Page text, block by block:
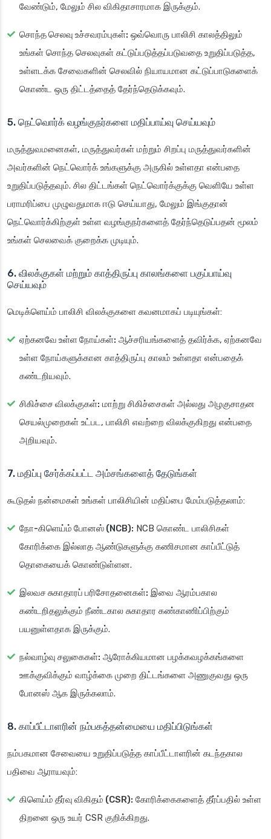
வேண்டும், மேலும் சில விகிதாசாரமாக இருக்கும்.
சொந்த செலவு உச்சவரம்புகள்: ஒவ்வொரு பாலிசி காலத்திலும்
உங்கள் சொந்த செலவுகள் கட்டுப்படுத்தப்படுவதை உறுதிப்படுத்த,
உள்ளடக்க சேவைகளின் செலவில் நியாயமான கட்டுப்பாடுகளைக்
கொண்ட ஒரு திட்டத்தைத் தேர்ந்தெடுக்கவும்.
5. நெட்வொர்க் வழங்குநர்களை மதிப்பாய்வு செய்யவும்
மருத்துவமனைகள், மருத்துவர்கள் மற்றும் சிறப்பு மருத்துவர்களின்
அவர்களின் நெட்வொர்க் உங்களுக்கு அருகில் உள்ளதா என்பதை
உறுதிப்படுத்தவும். சில திட்டங்கள் நெட்வொர்க்குக்கு வெளியே உள்ள
பராமரிப்பை முழுவதுமாக ஈடு செய்யாது, மேலும் இங்குதான்
நெட்வொர்க்கிற்குள் உள்ள வழங்குநர்களைத் தேர்ந்தெடுப்பதன் மூலம்
உங்கள் செலவைக் குறைக்க முடியும்.
6. விலக்குகள் மற்றும் காத்திருப்பு காலங்களை பகுப்பாய்வு
செய்யவும்
மெடிக்ளெய்ம் பாலிசி விலக்குகளை கவனமாகப் படியுங்கள்:
ஏற்கனவே உள்ள நோய்கள்: ஆச்சரியங்களைத் தவிர்க்க, ஏற்கனவே
உள்ள நோய்களுக்கான காத்திருப்பு காலம் உள்ளதா என்பதைக்
கண்டறியவும்.
சிகிச்சை விலக்குகள்: மாற்று சிகிச்சைகள் அல்லது அழகுசாதன
செயல்முறைகள் உட்பட, பாலிசி எவற்றை விலக்குகிறது என்பதை
அறியவும்.
7. மதிப்பு சேர்க்கப்பட்ட அம்சங்களைத் தேடுங்கள்
கூடுதல் நன்மைகள் உங்கள் பாலிசியின் மதிப்பை மேம்படுத்தலாம்:
நோ-கிளெய்ம் போனஸ் (NCB): NCB கொண்ட பாலிசிகள்
கோரிக்கை இல்லாத ஆண்டுகளுக்கு கணிசமான காப்பீட்டுத்
தொகையைக் கொண்டுள்ளன.
இலவச சுகாதாரப் பரிசோதனைகள்: இவை ஆரம்பகால
கண்டறிதலுக்கும் நீண்டகால சுகாதார கண்காணிப்பிற்கும்
பயனுள்ளதாக இருக்கும்.
நல்வாழ்வு சலுகைகள்: ஆரோக்கியமான பழக்கவழக்கங்களை
ஊக்குவிக்கும் வாழ்க்கை முறை திட்டங்களை அணுகுவது ஒரு
போனஸ் ஆக இருக்கலாம்.
8. காப்பீட்டாளரின் நம்பகத்தன்மையை மதிப்பிடுங்கள்
நம்பகமான சேவையை உறுதிப்படுத்த காப்பீட்டாளரின் கடந்தகால
பதிவை ஆராயவும்:
கிளெய்ம் தீர்வு விகிதம் (CSR): கோரிக்கைகளைத் தீர்ப்பதில் உள்ள
திறனை ஒரு உயர் CSR குறிக்கிறது.